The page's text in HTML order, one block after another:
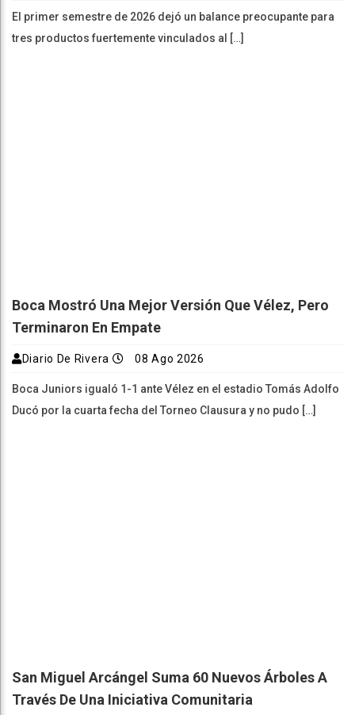
El primer semestre de 2026 dejó un balance preocupante para
tres productos fuertemente vinculados al […]
Boca Mostró Una Mejor Versión Que Vélez, Pero
Terminaron En Empate
Diario De Rivera 08 Ago 2026
Boca Juniors igualó 1-1 ante Vélez en el estadio Tomás Adolfo
Ducó por la cuarta fecha del Torneo Clausura y no pudo […]
San Miguel Arcángel Suma 60 Nuevos Árboles A
Través De Una Iniciativa Comunitaria